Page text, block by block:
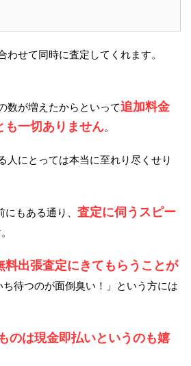
わせて同時に査定してくれます。
数が増えたからといって追加料金
も一切ありません。
人にとっては本当に至れり尽くせり
にもある通り、 査定に伺うスピー
料出張査定にきてもらうことが
待つのが面倒臭い！」という方には
のは現金即払いというのも嬉